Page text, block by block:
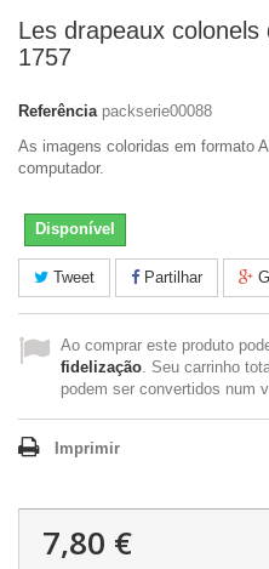
Les drapeaux colonels
1757
Referência packserie00088
As imagens coloridas em formato
computador.
Disponível
Tweet Partilhar
Ao comprar este produto
fidelização. Seu carrinho
podem ser convertidos num
Imprimir
7,80 €